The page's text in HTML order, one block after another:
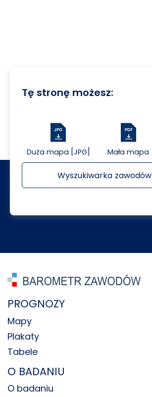
Tę stronę możesz:
Duża mapa [JPG] Mała mapa
Wyszukiwarka zawodów
PROGNOZY
Mapy
Plakaty
Tabele
O BADANIU
O badaniu